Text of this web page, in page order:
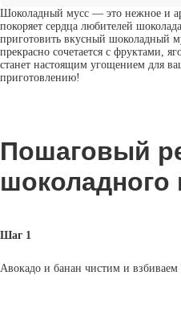
Шоколадный мусс — это нежное и
покоряет сердца любителей
приготовить вкусный шоколадный
прекрасно сочетается с фруктами,
станет настоящим угощением для
приготовлению!
Пошаговый
шоколадного
Шаг 1
Авокадо и банан чистим и